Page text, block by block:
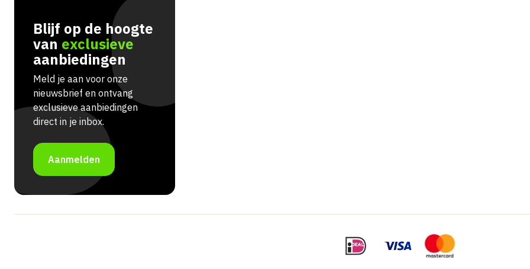
Blijf op de hoogte
van exclusieve
aanbiedingen
Meld je aan voor onze
nieuwsbrief en ontvang
exclusieve aanbiedingen
direct in je inbox.
Aanmelden